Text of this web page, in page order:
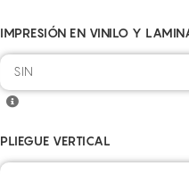
IMPRESIÓN EN VINILO Y
SIN
PLIEGUE VERTICAL